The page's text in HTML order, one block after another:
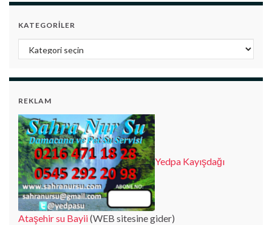
KATEGORILER
Kategoriler
REKLAM
Yedpa Kayışdağı
Ataşehir su Bayii(WEB sitesine gider)